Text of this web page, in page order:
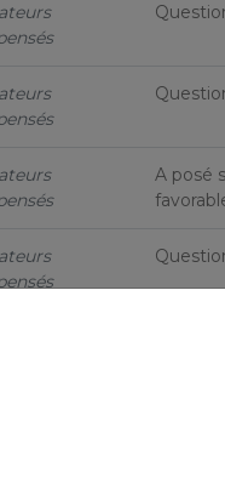
A posé